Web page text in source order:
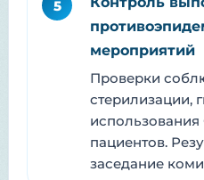
5
мероприятий
Проверки
стерилизации,
пациентов.
заседание